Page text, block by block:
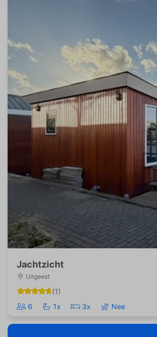
Jachtzicht
Uitgeest
(1)
6
1x 3x Nee